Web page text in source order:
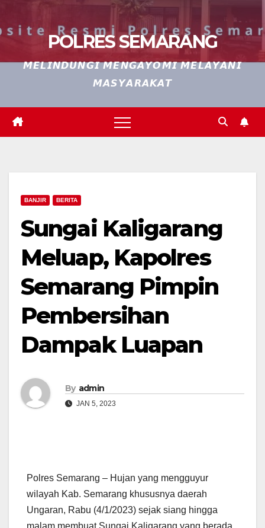
POLRES SEMARANG
𝙈𝙀𝙇𝙄𝙉𝘿𝙐𝙉𝙂𝙄 𝙈𝙀𝙉𝙂𝘼𝙔𝙊𝙈𝙄 𝙈𝙀𝙇𝘼𝙔𝘼𝙉𝙄
𝙈𝘼𝙎𝙔𝘼𝙍𝘼𝙆𝘼𝙏
BANJIR BERITA
Sungai Kaligarang
Meluap, Kapolres
Semarang Pimpin
Pembersihan
Dampak Luapan
By admin
JAN 5, 2023
Polres Semarang – Hujan yang mengguyur
wilayah Kab. Semarang khususnya daerah
Ungaran, Rabu (4/1/2023) sejak siang hingga